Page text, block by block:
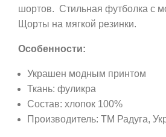
шортов. Стильная футболка с
Щорты на мягкой резинки.
Особенности:
Украшен модным принтом
Ткань: фуликра
Состав: хлопок 100%
Производитель: ТМ Радуга,